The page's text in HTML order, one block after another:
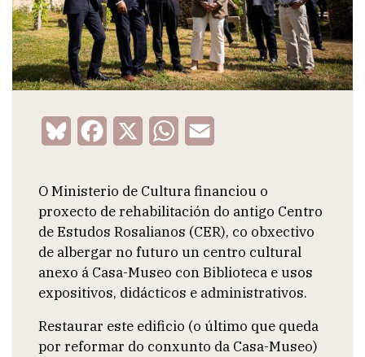
Bluesky Facebook WhatsApp
O Ministerio de Cultura financiou o
proxecto de rehabilitación do antigo Centro
de Estudos Rosalianos (CER), co obxectivo
de albergar no futuro un centro cultural
anexo á Casa-Museo con Biblioteca e usos
expositivos, didácticos e administrativos.
Restaurar este edificio (o último que queda
por reformar do conxunto da Casa-Museo)